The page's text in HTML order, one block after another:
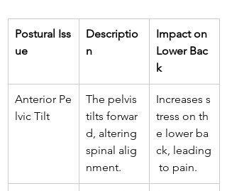
Postural Iss
ue
Descriptio
n
Impact on
Lower Bac
k
Anterior Pe
lvic Tilt
The pelvis
tilts forwar
d, altering
spinal alig
nment.
Increases s
tress on th
e lower ba
ck, leading
to pain.